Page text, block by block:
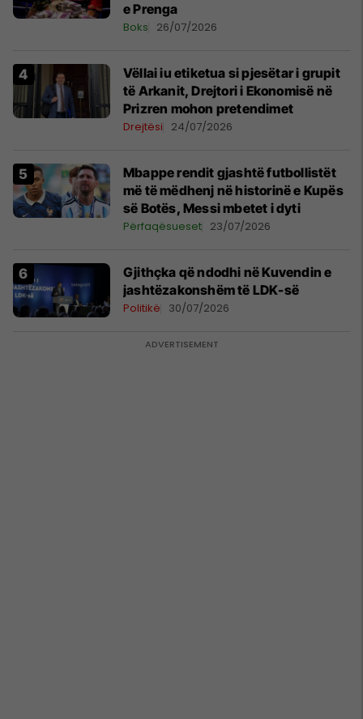
e Prenga
Boks 26/07/2026
Vëllai iu etiketua si pjesëtar i grupit
të Arkanit, Drejtori i Ekonomisë në
Prizren mohon pretendimet
Drejtësi 24/07/2026
Mbappe rendit gjashtë futbollistët
më të mëdhenj në historinë e Kupës
së Botës, Messi mbetet i dyti
Përfaqësueset 23/07/2026
Gjithçka që ndodhi në Kuvendin e
jashtëzakonshëm të LDK-së
Politikë 30/07/2026